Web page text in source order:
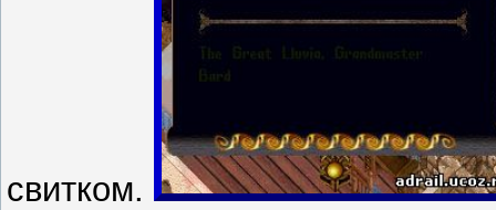
свитком.